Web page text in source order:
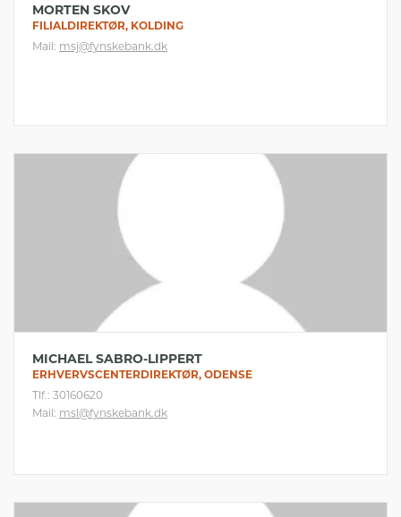
MORTEN SKOV
FILIALDIREKTØR, KOLDING
Mail: msj@fynskebank.dk
MICHAEL SABRO-LIPPERT
ERHVERVSCENTERDIREKTØR, ODENSE
Tlf.: 30160620
Mail: msl@fynskebank.dk